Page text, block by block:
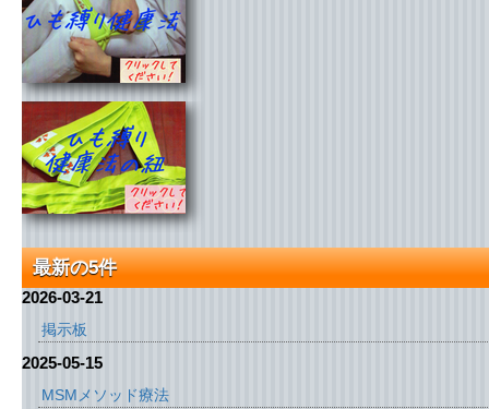
最新の5件
2026-03-21
掲示板
2025-05-15
MSMメソッド療法